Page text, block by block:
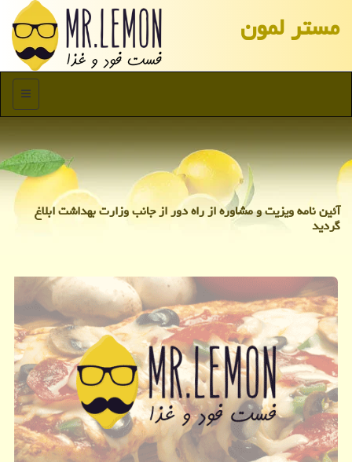
مستر لمون
منو
آئین نامه ویزیت و مشاوره از راه دور از جانب وزارت بهداشت ابلاغ
گردید